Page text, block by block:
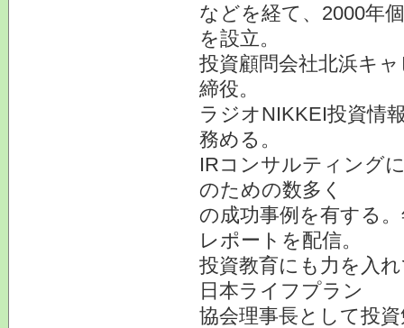
などを経て、2000年
を設立。
投資顧問会社北浜キ
締役。
ラジオNIKKEI投資情
務める。
IRコンサルティング
のための数多く
の成功事例を有する
レポートを配信。
投資教育にも力を入
日本ライフプラン
協会理事長として投